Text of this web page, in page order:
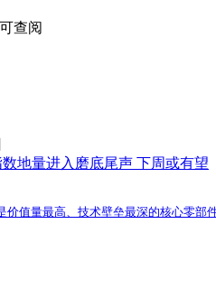
查阅
数地量进入磨底尾声 下周或有望
值量最高、技术壁垒最深的核心零